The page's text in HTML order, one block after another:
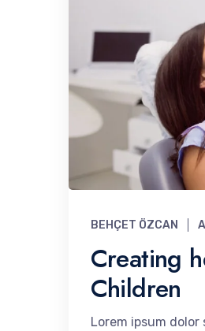
BEHÇET ÖZCAN
Creating
Children
Lorem ipsum